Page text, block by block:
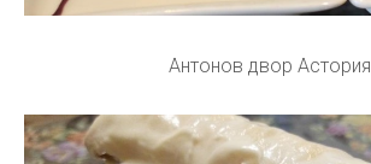
Антонов двор Астория